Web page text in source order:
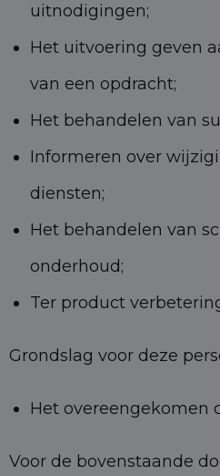
uitnodigingen;
Het uitvoering geven
van een opdracht;
Het behandelen van
Informeren over
diensten;
Het behandelen van
onderhoud;
Ter product
Grondslag voor deze
Het overeengekomen
Voor de bovenstaande